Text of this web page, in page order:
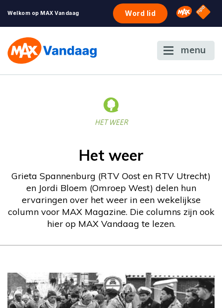
Welkom op MAX Vandaag Word lid Omroep
NPO
menu
HET WEER
Het weer
Grieta Spannenburg (RTV Oost en RTV Utrecht)
en Jordi Bloem (Omroep West) delen hun
ervaringen over het weer in een wekelijkse
column voor MAX Magazine. Die columns zijn ook
hier op MAX Vandaag te lezen.